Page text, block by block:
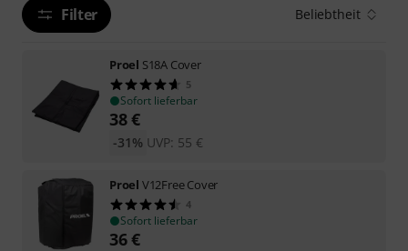
Filter Beliebtheit
Proel S18A Cover
5
Sofort lieferbar
38€
UVP: 55 €
-31%
Proel V12Free Cover
4
Sofort lieferbar
36€